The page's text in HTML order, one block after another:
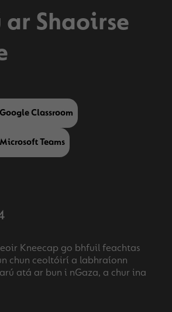
Video
ar Shaoirse
Classroom
Teams
Kneecap go bhfuil feachtas
chun ceoltóirí a labhraíonn
atá ar bun i nGaza, a chur ina